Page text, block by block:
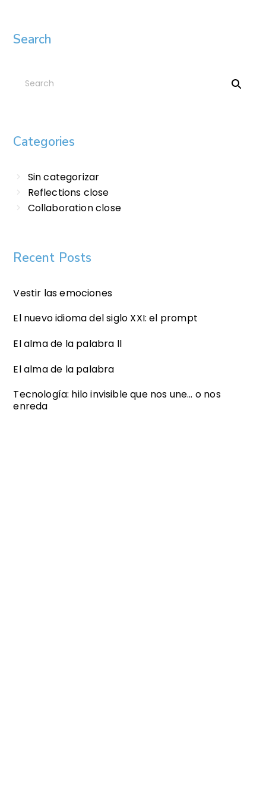
Search
Categories
Sin categorizar
Reflections close
Collaboration close
Recent Posts
Vestir las emociones
El nuevo idioma del siglo XXI: el prompt
El alma de la palabra ll
El alma de la palabra
Tecnología: hilo invisible que nos une… o nos
enreda